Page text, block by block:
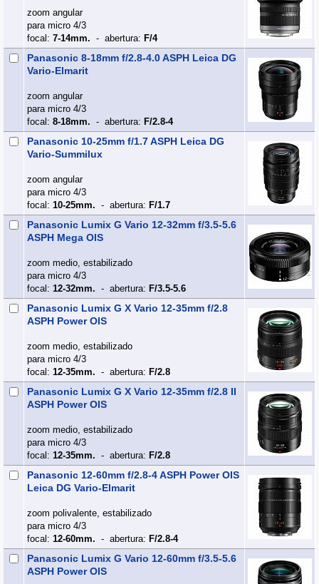
zoom angular
para micro 4/3
focal: 7-14mm. - abertura: F/4
Panasonic 8-18mm f/2.8-4.0 ASPH Leica DG
Vario-Elmarit
zoom angular
para micro 4/3
focal: 8-18mm. - abertura: F/2.8-4
Panasonic 10-25mm f/1.7 ASPH Leica DG
Vario-Summilux
zoom angular
para micro 4/3
focal: 10-25mm. - abertura: F/1.7
Panasonic Lumix G Vario 12-32mm f/3.5-5.6
ASPH Mega OIS
zoom medio, estabilizado
para micro 4/3
focal: 12-32mm. - abertura: F/3.5-5.6
Panasonic Lumix G X Vario 12-35mm f/2.8
ASPH Power OIS
zoom medio, estabilizado
para micro 4/3
focal: 12-35mm. - abertura: F/2.8
Panasonic Lumix G X Vario 12-35mm f/2.8 II
ASPH Power OIS
zoom medio, estabilizado
para micro 4/3
focal: 12-35mm. - abertura: F/2.8
Panasonic 12-60mm f/2.8-4 ASPH Power OIS
Leica DG Vario-Elmarit
zoom polivalente, estabilizado
para micro 4/3
focal: 12-60mm. - abertura: F/2.8-4
Panasonic Lumix G Vario 12-60mm f/3.5-5.6
ASPH Power OIS